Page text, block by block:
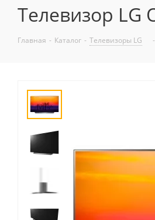
Телевизор LG
Главная - Каталог - Телевизоры LG -